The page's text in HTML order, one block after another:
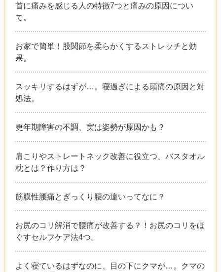
首に痛みを感じる人の特徴7つと痛みの原因につい
て。
お家で簡単！股関節を柔らかくするストレッチと効
果。
スッキリするはずが…。寝過ぎによる頭痛の原因と対
処法。
更年期障害の不調、実は姿勢が原因かも？
肩こりやストレートネック改善に役立つ、バスタオル
枕とは？作り方は？
筋膜性腰痛とぎっくり腰の違いってなに？
お尻のコリ解消で腰痛が改善する？！お尻のコリをほ
ぐすセルフケア法4つ。
よく寝ているはずなのに、目の下にクマが…。クマの